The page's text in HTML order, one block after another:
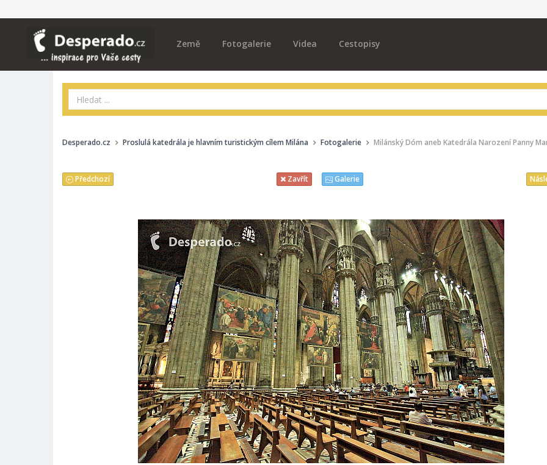
Země Fotogalerie Videa Cestopisy
Desperado.cz Proslulá katedrála je hlavním turistickým cílem Milána Fotogalerie Milánský Dóm aneb Katedrála Narození Panny
Předchozí Zavřít Galerie